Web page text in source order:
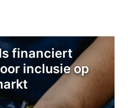
financiert
inclusie op